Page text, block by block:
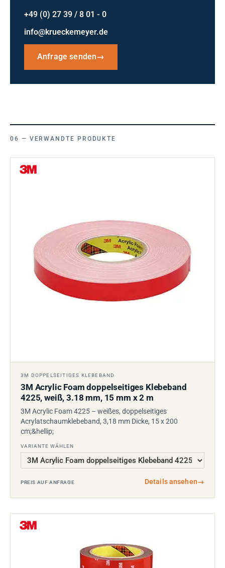
+49 (0) 27 39 / 8 01 - 0
info@krueckemeyer.de
Anfrage senden→
VERWANDTE PRODUKTE
3M DOPPELSEITIGES KLEBEBAND
3M Acrylic Foam doppelseitiges Klebeband
4225, weiß, 3.18 mm, 15 mm x 2 m
3M Acrylic Foam 4225 – weißes, doppelseitiges
Acrylatschaumklebeband, 3,18 mm Dicke, 15 x 200
cm;&hellip;
VARIANTE WÄHLEN
PREIS AUF ANFRAGE Details ansehen→